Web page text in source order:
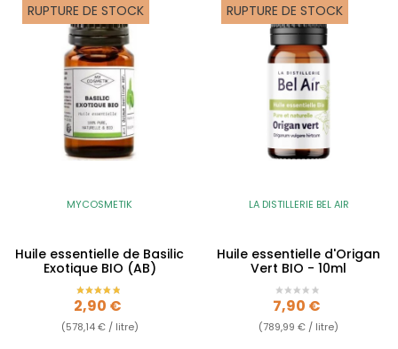
RUPTURE DE STOCK
MYCOSMETIK
Huile essentielle de Basilic
Exotique BIO (AB)
Prix
2,90 €
(578,14 € / litre)
RUPTURE DE STOCK
LA DISTILLERIE BEL AIR
Huile essentielle d'Origan
Vert BIO - 10ml
Prix
7,90 €
(789,99 € / litre)